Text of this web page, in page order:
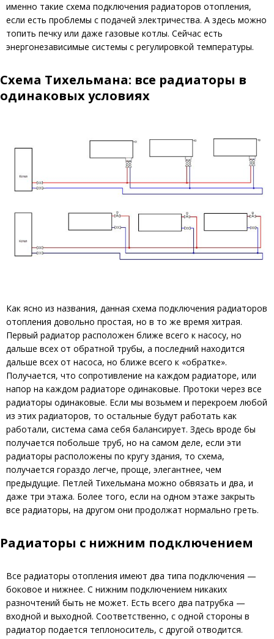
именно такие схема подключения радиаторов отопления,
если есть проблемы с подачей электричества. А здесь можно
топить печку или даже газовые котлы. Сейчас есть
энергонезависимые системы с регулировкой температуры.
Схема Тихельмана: все радиаторы в
одинаковых условиях
Как ясно из названия, данная схема подключения радиаторов
отопления довольно простая, но в то же время хитрая.
Первый радиатор расположен ближе всего к насосу, но
дальше всех от обратной трубы, а последний находится
дальше всех от насоса, но ближе всего к «обратке».
Получается, что сопротивление на каждом радиаторе, или
напор на каждом радиаторе одинаковые. Протоки через все
радиаторы одинаковые. Если мы возьмем и перекроем любой
из этих радиаторов, то остальные будут работать как
работали, система сама себя балансирует. Здесь вроде бы
получается побольше труб, но на самом деле, если эти
радиаторы расположены по кругу здания, то схема,
получается гораздо легче, проще, элегантнее, чем
предыдущие. Петлей Тихельмана можно обвязать и два, и
даже три этажа. Более того, если на одном этаже закрыть
все радиаторы, на другом они продолжат нормально греть.
Радиаторы с нижним подключением
Все радиаторы отопления имеют два типа подключения —
боковое и нижнее. С нижним подключением никаких
разночтений быть не может. Есть всего два патрубка —
входной и выходной. Соответственно, с одной стороны в
радиатор подается теплоноситель, с другой отводится.